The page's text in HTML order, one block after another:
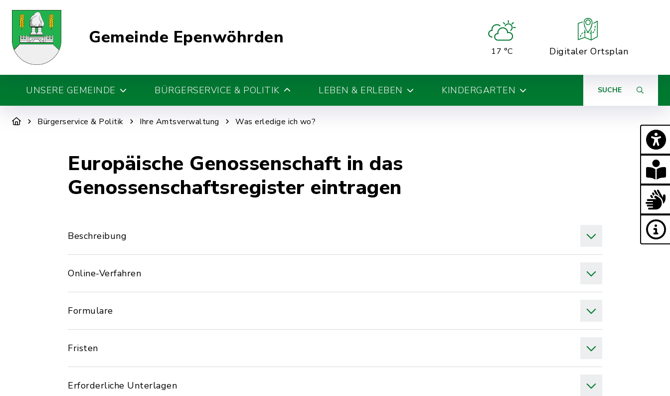
Gemeinde Epenwöhrden
17 °C Digitaler Ortsplan
UNSERE GEMEINDE BÜRGERSERVICE & POLITIK LEBEN & ERLEBEN KINDERGARTEN SUCHE
Bürgerservice & Politik Ihre Amtsverwaltung Was erledige ich wo?
Europäische Genossenschaft in das
Genossenschaftsregister eintragen
Beschreibung
Online-Verfahren
Formulare
Fristen
Erforderliche Unterlagen